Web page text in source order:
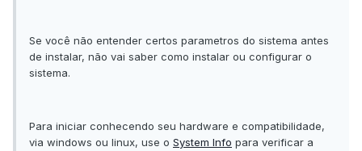
Se você não entender certos parametros do sistema antes
de instalar, não vai saber como instalar ou configurar o
sistema.
Para iniciar conhecendo seu hardware e compatibilidade,
via windows ou linux, use o System Info para verificar a